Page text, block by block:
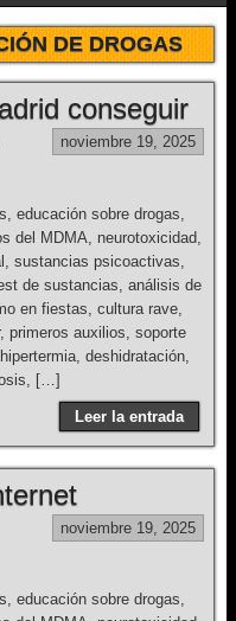
DE DROGAS
conseguir
noviembre 19, 2025
educación sobre drogas,
del MDMA, neurotoxicidad,
sustancias psicoactivas,
de sustancias, análisis de
en fiestas, cultura rave,
primeros auxilios, soporte
deshidratación,
[…]
Leer la entrada
noviembre 19, 2025
educación sobre drogas,